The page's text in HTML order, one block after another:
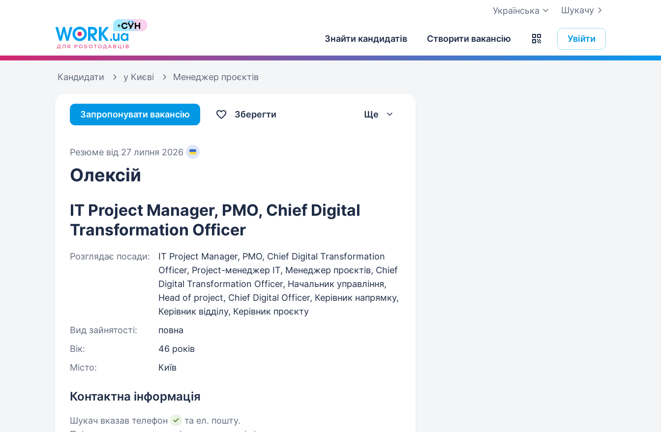
Шукачу
Українська
Знайти кандидатів Створити вакансію Увійти
Кандидати у Києві Менеджер проєктів
Запропонувати вакансію Зберегти Ще
Резюме від 27 липня 2026
Олексій
IT Project Manager, PMO, Chief Digital
Transformation Officer
Розглядає посади:
IT Project Manager, PMO, Chief Digital Transformation
Officer, Project-менеджер IT, Менеджер проєктів, Chief
Digital Transformation Officer, Начальник управління,
Head of project, Chief Digital Officer, Керівник напрямку,
Керівник відділу, Керівник проєкту
Вид зайнятості:
повна
Вік:
46 років
Місто:
Київ
Контактна інформація
Шукач вказав телефон
та ел. пошту.